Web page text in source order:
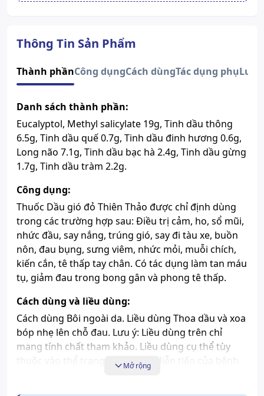
Quy cách
Chai 50ml
Dạng bào chế
Số đăng ký
V1602-H12-10 Sao chép
Hướng dẫn tra cứu số đăng ký thuốc được cấp phép
Thông Tin Sản Phẩm
Thành phầnCông dụngCách dùngTác dụng phụLưu
Danh sách thành phần:
Eucalyptol, Methyl salicylate 19g, Tinh dầu thông
6.5g, Tinh dầu quế 0.7g, Tinh dầu đinh hương 0.6g,
Long não 7.1g, Tinh dầu bạc hà 2.4g, Tinh dầu gừng
1.7g, Tinh dầu tràm 2.2g.
Công dụng:
Thuốc Dầu gió đỏ Thiên Thảo được chỉ định dùng
trong các trường hợp sau: Ðiều trị cảm, ho, sổ mũi,
nhức đầu, say nắng, trúng gió, say đi tàu xe, buồn
nôn, đau bụng, sưng viêm, nhức mỏi, muỗi chích,
kiến cắn, tê thấp tay chân. Có tác dụng làm tan máu
tụ, giảm đau trong bong gân và phong tê thấp.
Cách dùng và liều dùng:
Cách dùng Bôi ngoài da. Liều dùng Thoa dầu và xoa
bóp nhẹ lên chỗ đau. Lưu ý: Liều dùng trên chỉ
mang tính chất tham khảo. Liều dùng cụ thể tùy
thuộc vào thể trạng và mức độ diễn tiến của bệnh.
Mở rộng